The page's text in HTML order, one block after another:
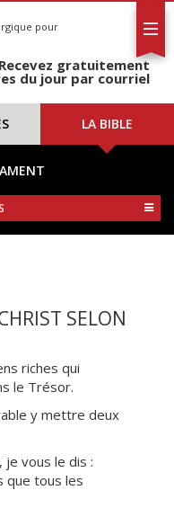
pour
Recevez gratuitement
du jour par courriel
LA BIBLE
SELON
riches qui
le Trésor.
y mettre deux
je vous le dis :
que tous les